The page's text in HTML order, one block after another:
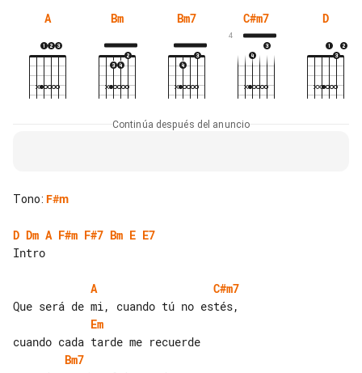
A Bm Bm7 C#m7
4
D
Continúa después del anuncio
Tono: F#m
D Dm A F#m F#7 Bm E E7
Intro
A
C#m7
Em
Bm7